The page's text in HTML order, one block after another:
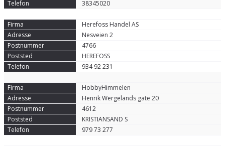
38345020
Herefoss Handel AS
Nesveien 2
4766
HEREFOSS
934 92 231
HobbyHimmelen
Henrik Wergelands gate 20
4612
KRISTIANSAND S
979 73 277